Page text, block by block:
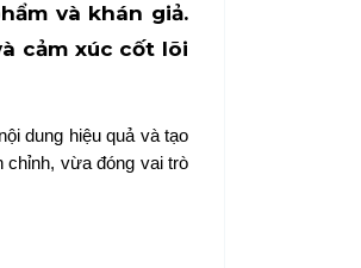
và khán giả.
cảm xúc cốt lõi
dung hiệu quả và tạo
chỉnh, vừa đóng vai trò